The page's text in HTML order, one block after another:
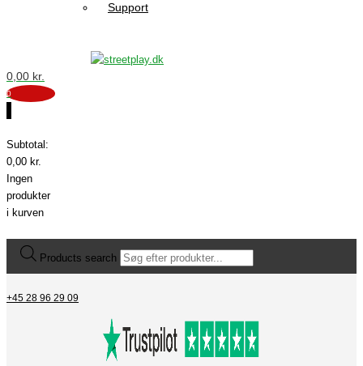
Support
0,00 kr.
0
Subtotal:
0,00 kr.
Ingen
produkter
i kurven
Products search
+45 28 96 29 09